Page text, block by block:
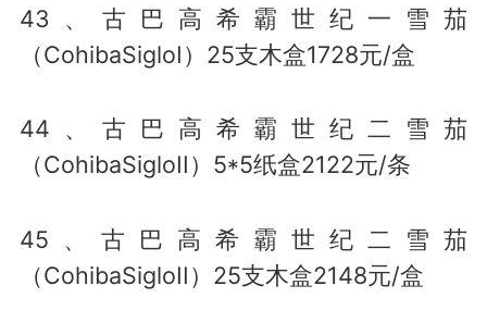
43、古巴高希霸世纪一雪茄
（CohibaSigloI）25支木盒1728元/盒
44、古巴高希霸世纪二雪茄
（CohibaSigloII）5*5纸盒2122元/条
45、古巴高希霸世纪二雪茄
（CohibaSigloII）25支木盒2148元/盒